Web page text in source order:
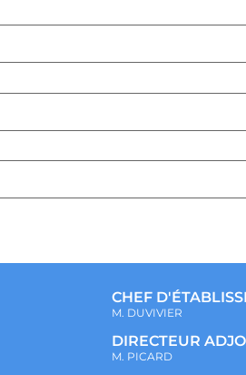
CHEF
M. DUVIVIER
DIRECTEUR
M. PICARD